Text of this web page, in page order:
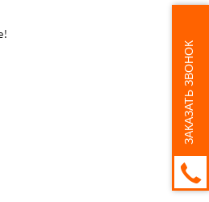
ЗАКАЗАТЬ ЗВОНОК